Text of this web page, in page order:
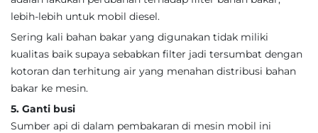
lebih-lebih untuk mobil diesel.
Sering kali bahan bakar yang digunakan tidak miliki
kualitas baik supaya sebabkan filter jadi tersumbat dengan
kotoran dan terhitung air yang menahan distribusi bahan
bakar ke mesin.
5. Ganti busi
Sumber api di dalam pembakaran di mesin mobil ini